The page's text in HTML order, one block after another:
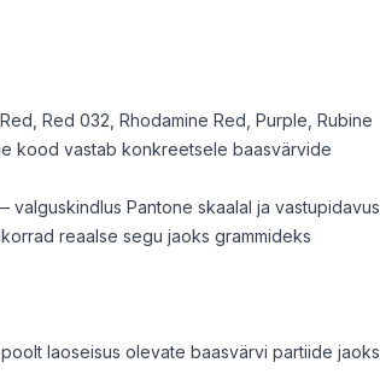
Red 032, Rhodamine Red, Purple, Rubine
kood vastab konkreetsele baasvärvide
Pantone skaalal ja vastupidavus
reaalse segu jaoks grammideks
laoseisus olevate baasvärvi partiide jaoks